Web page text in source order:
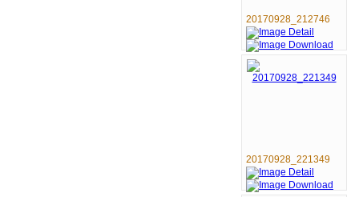
20170928_212746
20170928_221349